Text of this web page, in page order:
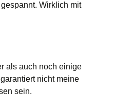
Wirklich mit
als auch noch einige
nicht meine
sein.